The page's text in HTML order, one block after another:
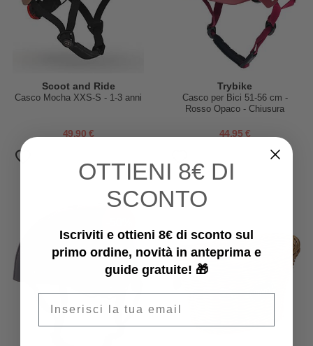
Scoot and Ride
Casco Mocha XXS-S - 1-3 anni
49,90 €
Trybike
Casco per Bici 51-56 cm -
Rosso Opaco - Chiusura
44,95 €
OTTIENI 8€ DI
SCONTO
Iscriviti e ottieni 8€ di sconto sul
primo ordine, novità in anteprima e
guide gratuite! 🎁